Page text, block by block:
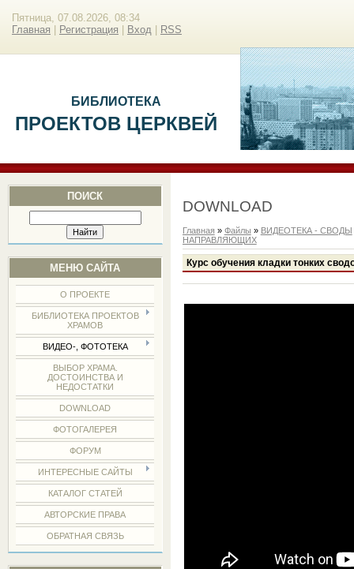
Пятница, 07.08.2026, 08:34
Главная
Регистрация Вход RSS
БИБЛИОТЕКА
ПРОЕКТОВ ЦЕРКВЕЙ
ПОИСК
МЕНЮ САЙТА
О ПРОЕКТЕ
БИБЛИОТЕКА ПРОЕКТОВ
ХРАМОВ
ВИДЕО-, ФОТОТЕКА
ВЫБОР ХРАМА.
ДОСТОИНСТВА И
НЕДОСТАТКИ
DOWNLOAD
ФОТОГАЛЕРЕЯ
ФОРУМ
ИНТЕРЕСНЫЕ САЙТЫ
КАТАЛОГ СТАТЕЙ
АВТОРСКИЕ ПРАВА
ОБРАТНАЯ СВЯЗЬ
DOWNLOAD
Главная » Файлы » ВИДЕОТЕКА - СВОДЫ
НАПРАВЛЯЮЩИХ
Курс обучения кладки тонких